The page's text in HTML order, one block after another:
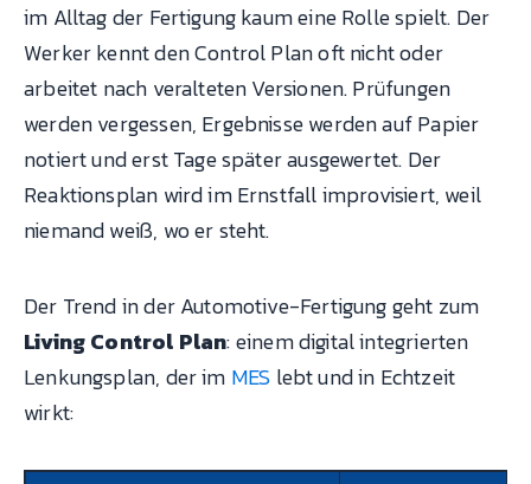
im Alltag der Fertigung kaum eine Rolle spielt. Der
Werker kennt den Control Plan oft nicht oder
arbeitet nach veralteten Versionen. Prüfungen
werden vergessen, Ergebnisse werden auf Papier
notiert und erst Tage später ausgewertet. Der
Reaktionsplan wird im Ernstfall improvisiert, weil
niemand weiß, wo er steht.
Der Trend in der Automotive-Fertigung geht zum
Living Control Plan: einem digital integrierten
Lenkungsplan, der im MES lebt und in Echtzeit
wirkt: